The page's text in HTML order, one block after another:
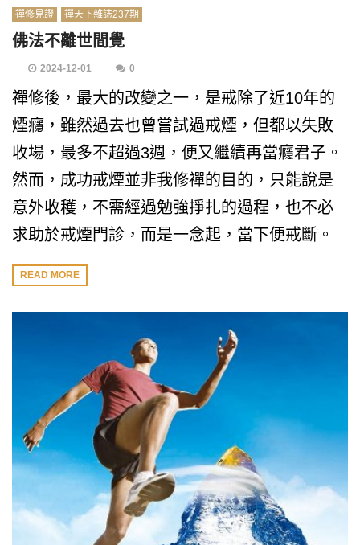
禪修見證 禪天下雜誌237期
佛法不離世間覺
2024-12-01 0
禪修後，最大的改變之一，是戒除了近10年的
煙癮，雖然過去也曾嘗試過戒煙，但都以失敗
收場，最多不超過3週，便又繼續再當癮君子。
然而，成功戒煙並非我修禪的目的，只能說是
意外收穫，不需經過勉強掙扎的過程，也不必
求助於戒煙門診，而是一念起，當下便戒斷。
READ MORE